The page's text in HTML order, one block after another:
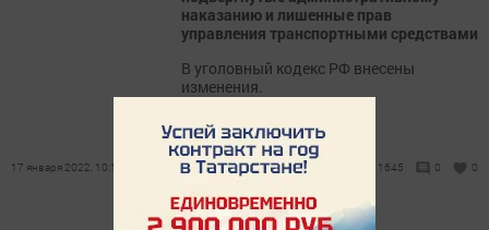
наказанию и лишенные прав
управления транспортными средствами
В уголовный кодекс РФ внесены
изменения.
17 января 2022, 10:19 1645 0 0